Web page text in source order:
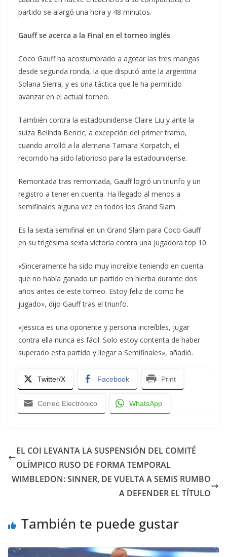
partido se alargó una hora y 48 minutos.
Gauff se acerca a la Final en el torneo inglés
Coco Gauff ha acostumbrado a agotar las tres mangas
desde segunda ronda, la que disputó ante la argentina
Solana Sierra, y es una táctica que le ha permitido
avanzar en el actual torneo.
También contra la estadounidense Claire Liu y ante la
suiza Belinda Bencic; a excepción del primer tramo,
cuando arrolló a la alemana Tamara Korpatch, el
recorrido ha sido laborioso para la estadounidense.
Remontada tras remontada, Gauff logró un triunfo y un
registro a tener en cuenta. Ha llegado al menos a
semifinales alguna vez en todos los Grand Slam.
Es la sexta semifinal en un Grand Slam para Coco Gauff
en su trigésima sexta victoria contra una jugadora top 10.
«Sinceramente ha sido muy increíble teniendo en cuenta
que no había ganado un partido en hierba durante dos
años antes de este torneo. Estoy feliz de como he
jugado», dijo Gauff tras el triunfo.
«Jessica es una oponente y persona increíbles, jugar
contra ella nunca es fácil. Solo estoy contenta de haber
superado esta partido y llegar a Semifinales», añadió.
Twitter/X Facebook Print
Correo Electrónico WhatsApp
EL COI LEVANTA LA SUSPENSIÓN DEL COMITÉ
OLÍMPICO RUSO DE FORMA TEMPORAL
WIMBLEDON: SINNER, DE VUELTA A SEMIS RUMBO
A DEFENDER EL TÍTULO
También te puede gustar